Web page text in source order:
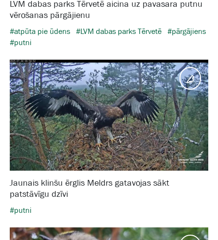
LVM dabas parks Tērvetē aicina uz pavasara putnu
vērošanas pārgājienu
#atpūta pie ūdens #LVM dabas parks Tērvetē #pārgājiens
#putni
Putni
Jaunais klinšu ērglis Meldrs gatavojas sākt
patstāvīgu dzīvi
#putni